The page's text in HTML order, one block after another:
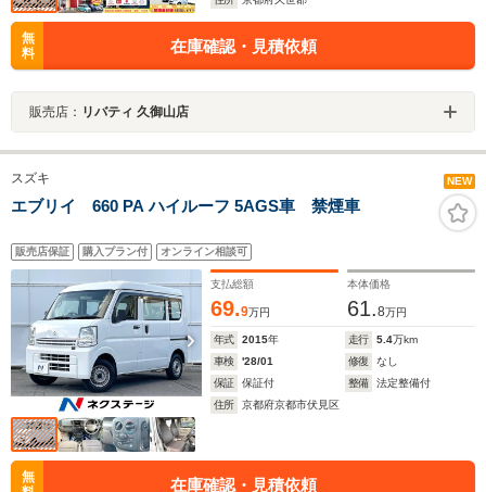
無
料
在庫確認・見積依頼
販売店： リバティ 久御山店
スズキ NEW
エブリイ 660 PA ハイルーフ 5AGS車 禁煙車
販売店保証 購入プラン付 オンライン相談可
支払総額
69.9万円
本体価格
61.8万円
年式 2015年 走行 5.4万km
車検
'28/01 修復
なし
保証
保証付 整備
法定整備付
住所
京都府京都市伏見区
無
在庫確認・見積依頼